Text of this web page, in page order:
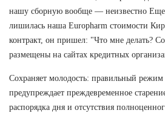
нашу сборную вообще — неизвестно Еще
лишилась наша Europharm стоимости
контракт, он пришел: "Что мне делать?
размещены на сайтах кредитных
Сохраняет молодость: правильный режим
предупреждает преждевременное
распорядка дня и отсутствия